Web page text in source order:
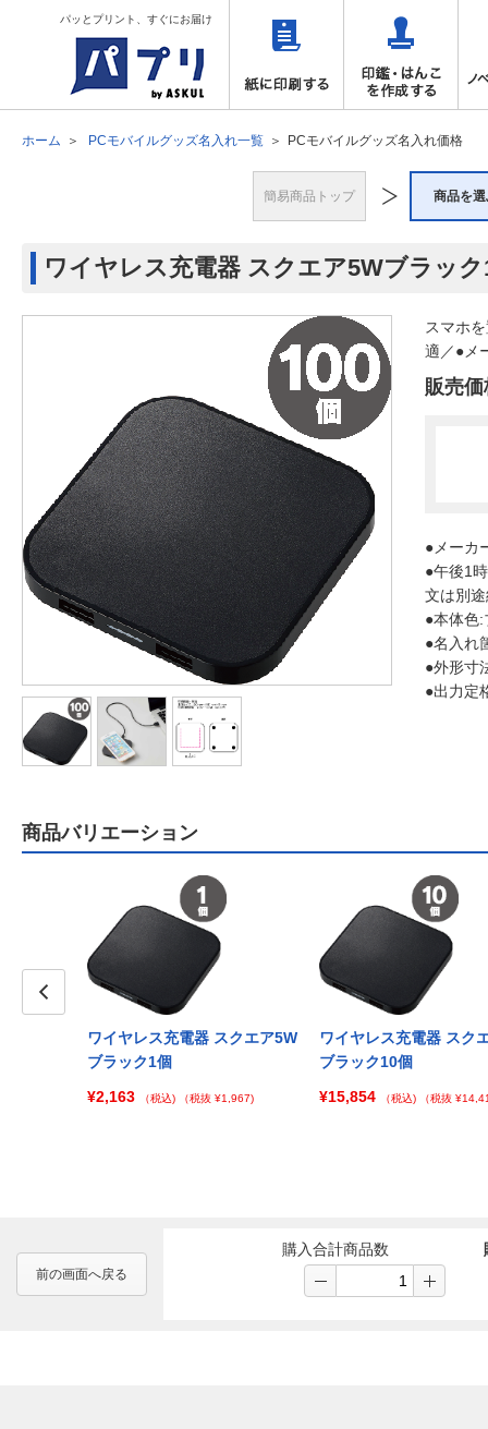
パッとプリント、すぐにお届け
ホーム PCモバイルグッズ名入れ一覧 PCモバイルグッズ名入れ価格
簡易商品トップ 商品を
ワイヤレス充電器 スクエア5Wブラック
スマホ
適／●メ
販売価
●メーカ
●午後1
文は別
●本体色:
●名入れ
●外形寸
●出力定
商品バリエーション
ワイヤレス充電器 スクエア5W
ブラック1個
¥2,163
（税込) （税抜 ¥1,967)
ワイヤレス充電器 スク
ブラック10個
¥15,854
（税込) （税抜
前の画面へ戻る
購入合計商品数